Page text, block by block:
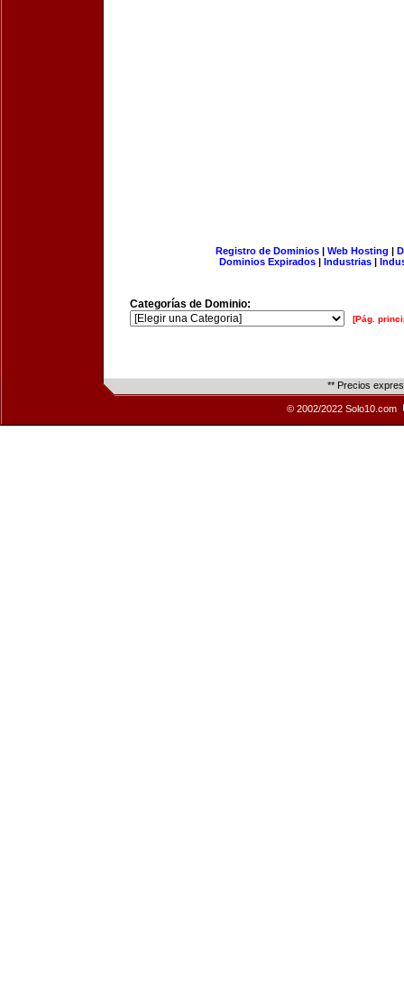
Registro de Dominios| Web Hosting |
Dominios Expirados | Industrias |
Categorías de Dominio:
[Pág.
** Precios
© 2002/2022 Solo10.com